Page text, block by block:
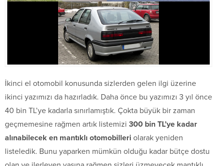
İkinci el otomobil konusunda sizlerden gelen ilgi üzerine
ikinci yazımızı da hazırladık. Daha önce bu yazımızı 3 yıl önce
40 bin TL’ye kadarla sınırlamıştık. Çokta büyük bir zaman
geçmemesine rağmen artık listemizi 300 bin TL’ye kadar
alınabilecek en mantıklı otomobilleri olarak yeniden
listeledik. Bunu yaparken mümkün olduğu kadar bütçe dostu